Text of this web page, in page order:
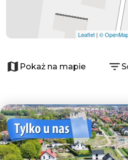
Leaflet | ©
Pokaż na mapie